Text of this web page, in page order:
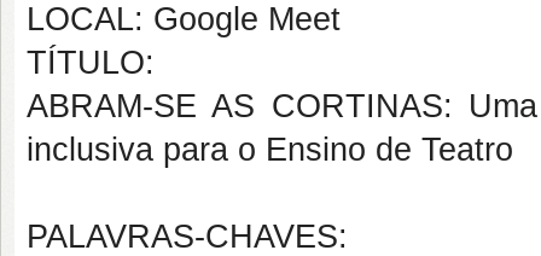
LOCAL: Google Meet
TÍTULO:
ABRAM-SE AS CORTINAS:
inclusiva para o Ensino de Teatro
PALAVRAS-CHAVES: